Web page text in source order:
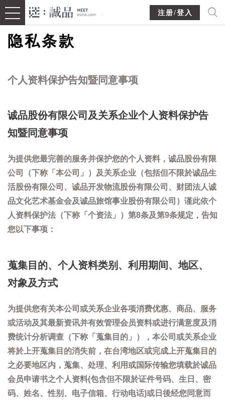
注册/登入
隐私条款
个人资料保护告知暨同意事项
诚品股份有限公司及关系企业个人资料保护告
知暨同意事项
为提供您最完善的服务并保护您的个人资料，诚品股份有限
公司（下称「本公司」）及关系企业（包括但不限於诚品生
活股份有限公司、诚品开发物流股份有限公司、财团法人诚
品文化艺术基金会及诚品旅馆事业股份有限公司）谨此依个
人资料保护法（下称「个资法」）第8条及第9条规定，告知
您以下事项：
蒐集目的、个人资料类别、利用期间、地区、
对象及方式
为提供您有关本公司或关系企业各项消费优惠、商品、服务
或活动及其最新资讯并有效管理会员资料或进行满意度及消
费统计分析调查（下称「蒐集目的」），本公司或关系企业
将於上开蒐集目的消失前，在台湾地区或完成上开蒐集目的
之必要地区内，蒐集、处理、利用或国际传输您填载於诚品
会员申请书之个人资料(包含但不限於证件号码、生日、密
码、姓名、性别、电子信箱、行动电话)或日後经您同意而